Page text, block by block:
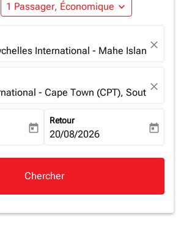
1 Passager, Économique expand_more
International - Mahe Islandclose
- Cape Town (CPT), South Africa
close
date-aria-label
today
Retour
fc-booking-return-date-aria-
20/08/2026 today
Chercher